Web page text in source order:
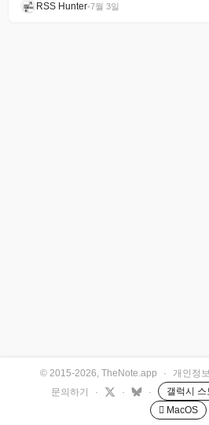
RSS Hunter•7월 3일
© 2015-2026, TheNote.app · 개인정
문의하기
· · · 갤럭시 스
 MacOS